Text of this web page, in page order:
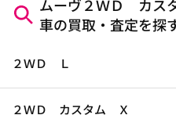
ムーヴ２ＷＤ カス
車の買取・査定を探
２ＷＤ Ｌ
２ＷＤ カスタム Ｘ